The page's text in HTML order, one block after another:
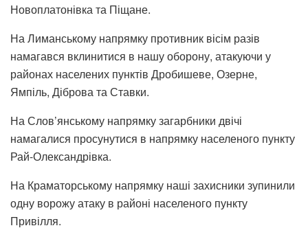
Новоплатонівка та Піщане.
На Лиманському напрямку противник вісім разів
намагався вклинитися в нашу оборону, атакуючи у
районах населених пунктів Дробишеве, Озерне,
Ямпіль, Діброва та Ставки.
На Слов’янському напрямку загарбники двічі
намагалися просунутися в напрямку населеного пункту
Рай-Олександрівка.
На Краматорському напрямку наші захисники зупинили
одну ворожу атаку в районі населеного пункту
Привілля.